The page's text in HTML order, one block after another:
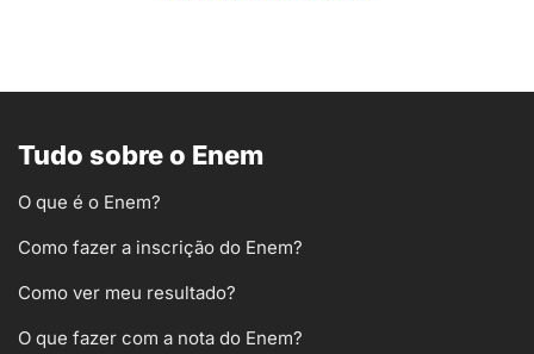
Tudo sobre o Enem
O que é o Enem?
Como fazer a inscrição do Enem?
Como ver meu resultado?
O que fazer com a nota do Enem?